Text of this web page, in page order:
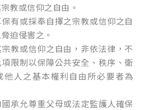
教或信仰之自由。
有或採奉自擇之宗教或信仰之自
迫侵害之。
教或信仰之自由，非依法律，不
限制以保障公共安全、秩序、衛
他人之基本權利自由所必要者為
承允尊重父母或法定監護人確保